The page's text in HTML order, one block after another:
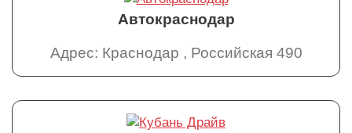
Автокраснодар
Адрес: Краснодар , Российская 490